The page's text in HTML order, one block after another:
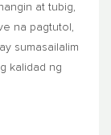
at tubig,
na pagtutol,
sumasailalim
kalidad ng